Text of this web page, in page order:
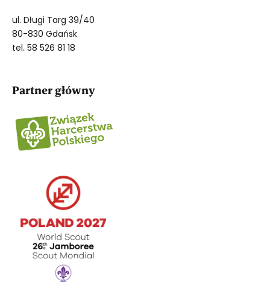
ul. Długi Targ 39/40
80-830 Gdańsk
tel. 58 526 81 18
Partner główny